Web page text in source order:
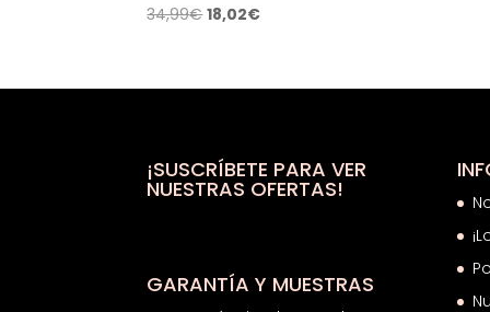
34,99€El
era:
18,02€El
es:
¡SUSCRÍBETE PARA VER
NUESTRAS OFERTAS!
GARANTÍA Y MUESTRAS